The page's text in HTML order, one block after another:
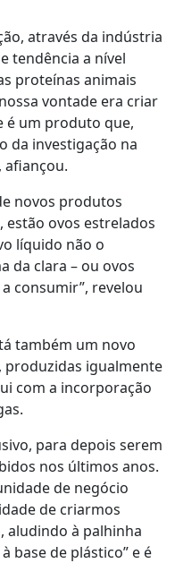
através da indústria
tendência a nível
proteínas animais
vontade era criar
é um produto que,
da investigação na
afiançou.
novos produtos
estão ovos estrelados
líquido não o
da clara – ou ovos
consumir”, revelou
também um novo
produzidas igualmente
com a incorporação
para depois serem
nos últimos anos.
de negócio
de criarmos
aludindo à palhinha
base de plástico” e é